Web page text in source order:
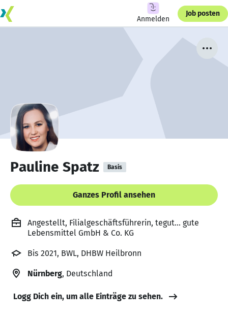
Anmelden
Job posten
Pauline Spatz Basis
Ganzes Profil ansehen
Angestellt, Filialgeschäftsführerin, tegut... gute
Lebensmittel GmbH & Co. KG
Bis 2021, BWL, DHBW Heilbronn
Nürnberg, Deutschland
Logg Dich ein, um alle Einträge zu sehen.